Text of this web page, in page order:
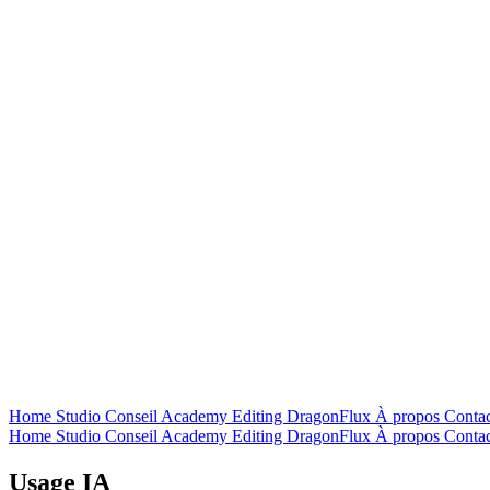
Home Studio Conseil Academy Editing DragonFlux À propos
Home Studio Conseil Academy Editing DragonFlux À propos
Usage IA